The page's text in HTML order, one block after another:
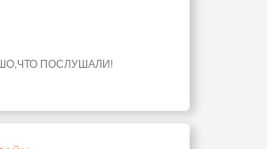
ПОСЛУШАЛИ!